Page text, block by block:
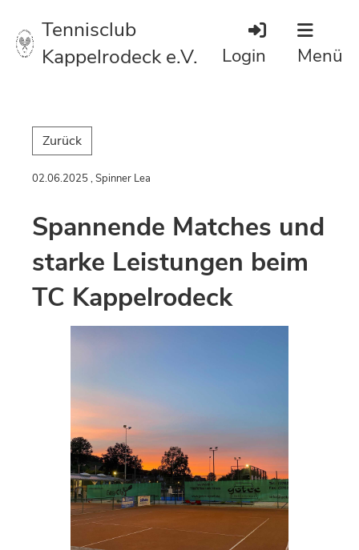
Tennisclub
Kappelrodeck e.V.
Login Menü
Zurück
02.06.2025 , Spinner Lea
Spannende Matches und
starke Leistungen beim
TC Kappelrodeck